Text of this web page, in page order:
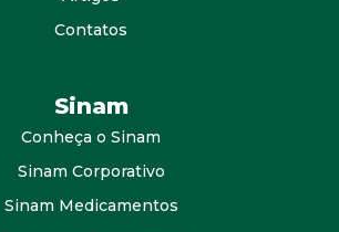
Contatos
Sinam
Conheça o Sinam
Sinam Corporativo
Sinam Medicamentos